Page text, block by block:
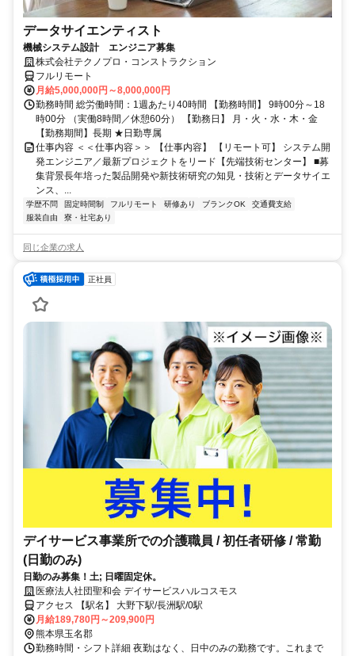
データサイエンティスト
機械システム設計 エンジニア募集
株式会社テクノプロ・コンストラクション
フルリモート
月給5,000,000円～8,000,000円
勤務時間 総労働時間：1週あたり40時間 【勤務時間】 9時00分～18
時00分 （実働8時間／休憩60分） 【勤務日】 月・火・水・木・金
【勤務期間】長期 ★日勤専属
仕事内容 ＜＜仕事内容＞＞ 【仕事内容】 【リモート可】 システム開
発エンジニア／最新プロジェクトをリード【先端技術センター】 ■募
集背景長年培った製品開発や新技術研究の知見・技術とデータサイエ
ンス、...
学歴不問 固定時間制 フルリモート 研修あり ブランクOK
交通費支給
服装自由
寮・社宅あり
同じ企業の求人
正社員
デイサービス事業所での介護職員 / 初任者研修 / 常勤
(日勤のみ)
日勤のみ募集！土; 日曜固定休。
医療法人社団聖和会 デイサービスハルコスモス
アクセス 【駅名】 大野下駅/長洲駅/0駅
月給189,780円～209,900円
熊本県玉名郡
勤務時間・シフト詳細 夜勤はなく、日中のみの勤務です。これまで